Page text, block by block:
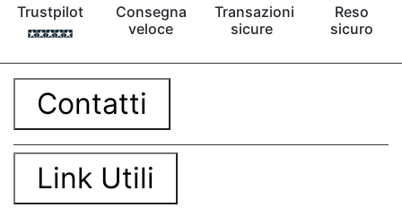
Trustpilot
Consegna
veloce
Transazioni
sicure
Reso
sicuro
Contatti
Link Utili